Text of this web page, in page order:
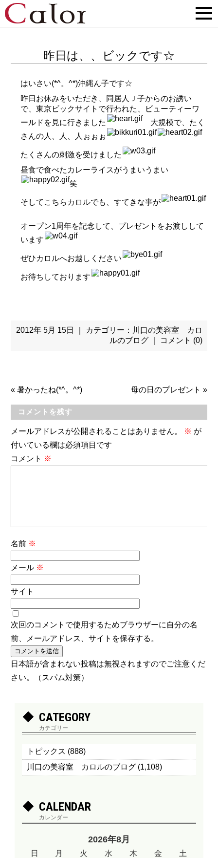
昨日は、、ビックです☆
はいさい(*^。^*)沖縄ん子です☆
昨日お休みをいただき、同居人Ｊ子からのお誘い
で、東京ビックサイトで行われた、ビューティーワ
ールドを見に行きました
大規模で、たく
さんの人、人、人ぉぉぉ
たくさんの刺激を受けました
昼食で食べたカレーライスがうまいうまい
笑
そしてこちらカロルでも、すてきな事が
オープン1周年を記念して、プレゼントをお渡しして
います
ぜひカロルへお越しください
お待ちしております
2012年 5月 15日 ｜ カテゴリー： 川口の美容室 カロ
ルのブログ｜ コメント (0)
«暑かったね(*^。^*) 母の日のプレゼント »
コメントを残す
メールアドレスが公開されることはありません。 ※ が
付いている欄は必須項目です
コメント ※
名前 ※
メール ※
サイト
次回のコメントで使用するためブラウザーに自分の名
前、メールアドレス、サイトを保存する。
日本語が含まれない投稿は無視されますのでご注意くだ
さい。（スパム対策）
CATEGORY
カテゴリー
トピックス (888)
川口の美容室 カロルのブログ (1,108)
CALENDAR
カレンダー
2026年8月
日 月 火 水 木 金
土